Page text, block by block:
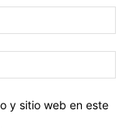
y sitio web en este